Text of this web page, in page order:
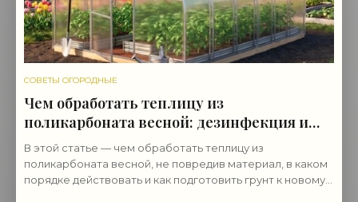
СОВЕТЫ ОГОРОДНЫЕ
Чем обработать теплицу из
поликарбоната весной: дезинфекция и
подготовка
В этой статье — чем обработать теплицу из
поликарбоната весной, не повредив материал, в каком
порядке действовать и как подготовить грунт к новому